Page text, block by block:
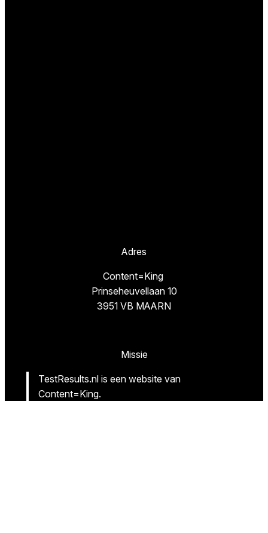
Adres
Content=King
Prinseheuvellaan 10
3951 VB MAARN
Missie
TestResults.nl is een website van
Content=King.